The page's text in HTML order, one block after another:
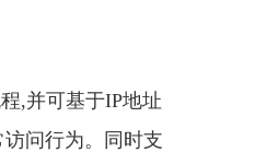
,并可基于IP地址
问行为。同时支